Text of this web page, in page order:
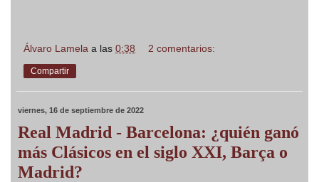
Álvaro Lamela a las 0:38 2 comentarios:
Compartir
viernes, 16 de septiembre de 2022
Real Madrid - Barcelona: ¿quién ganó
más Clásicos en el siglo XXI, Barça o
Madrid?